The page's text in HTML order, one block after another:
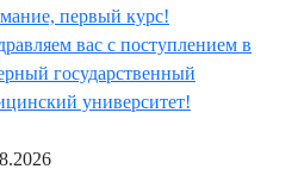
первый курс!
вас с поступлением в
государственный
университет!